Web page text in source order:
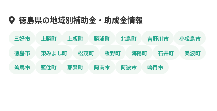
徳島県の地域別補助金・助成金情報
三好市 上勝町 上板町 勝浦町 北島町 吉野川市
小松島市
徳島市
東みよし町 松茂町 板野町 海陽町 石井町
美波町
美馬市
藍住町 那賀町 阿南市 阿波市 鳴門市